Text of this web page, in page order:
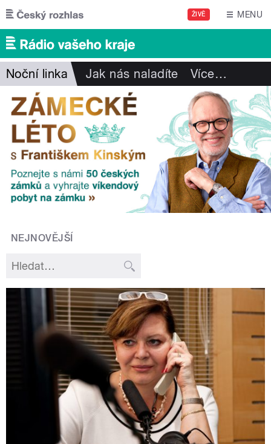
Přejít k hlavnímu obsahu
ŽIVĚ MENU
Noční linka Jak nás naladíte Více…
NEJNOVĚJŠÍ